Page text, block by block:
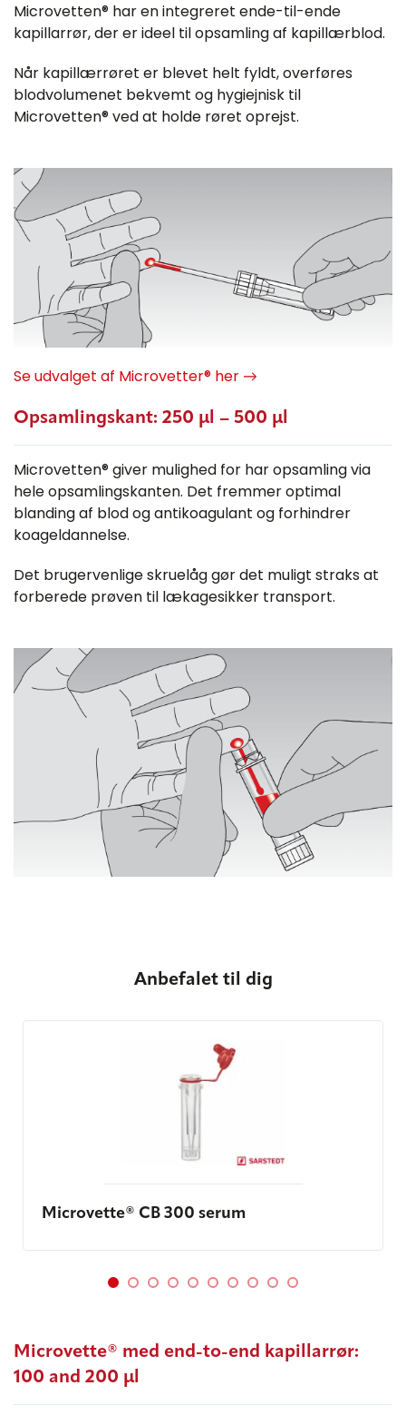
Microvetten® har en integreret ende-til-ende
kapillarrør, der er ideel til opsamling af kapillærblod.
Når kapillærrøret er blevet helt fyldt, overføres
blodvolumenet bekvemt og hygiejnisk til
Microvetten® ved at holde røret oprejst.
Se udvalget af Microvetter® her →
Opsamlingskant: 250 µl – 500 µl
Microvetten® giver mulighed for har opsamling via
hele opsamlingskanten. Det fremmer optimal
blanding af blod og antikoagulant og forhindrer
koageldannelse.
Det brugervenlige skruelåg gør det muligt straks at
forberede prøven til lækagesikker transport.
Anbefalet til dig
Microvette® CB 300 serum
Microvette® med end-to-end kapillarrør:
100 and 200 μl